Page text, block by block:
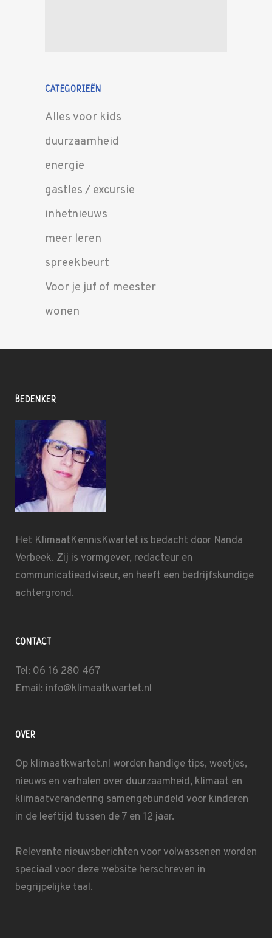
CATEGORIEËN
Alles voor kids
duurzaamheid
energie
gastles / excursie
inhetnieuws
meer leren
spreekbeurt
Voor je juf of meester
wonen
BEDENKER
Het KlimaatKennisKwartet is bedacht door Nanda
Verbeek. Zij is vormgever, redacteur en
communicatieadviseur, en heeft een bedrijfskundige
achtergrond.
CONTACT
Tel: 06 16 280 467
Email: info@klimaatkwartet.nl
OVER
Op klimaatkwartet.nl worden handige tips, weetjes,
nieuws en verhalen over duurzaamheid, klimaat en
klimaatverandering samengebundeld voor kinderen
in de leeftijd tussen de 7 en 12 jaar.
Relevante nieuwsberichten voor volwassenen worden
speciaal voor deze website herschreven in
begrijpelijke taal.